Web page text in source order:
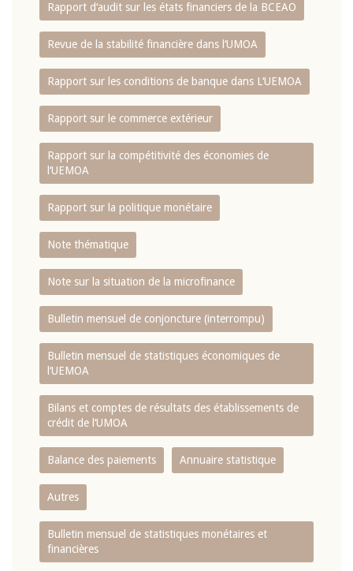
Rapport d‘audit sur les états financiers de la BCEAO
Revue de la stabilité financière dans l‘UMOA
Rapport sur les conditions de banque dans L‘UEMOA
Rapport sur le commerce extérieur
Rapport sur la compétitivité des économies de
l‘UEMOA
Rapport sur la politique monétaire
Note thématique
Note sur la situation de la microfinance
Bulletin mensuel de conjoncture (interrompu)
Bulletin mensuel de statistiques économiques de
l‘UEMOA
Bilans et comptes de résultats des établissements de
crédit de l‘UMOA
Balance des paiements Annuaire statistique
Autres
Bulletin mensuel de statistiques monétaires et
financières